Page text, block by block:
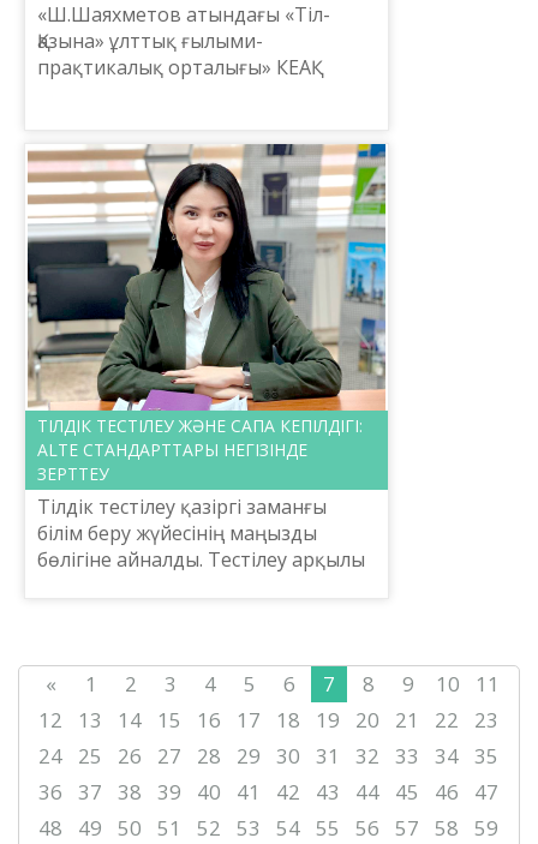
«Ш.Шаяхметов атындағы «Тіл-
Қазына» ұлттық ғылыми-
прақтикалық орталығы» КЕАҚ
тапсырмасын орындаушы
мекеменің бірі ретінде,...
ТІЛДІК ТЕСТІЛЕУ ЖӘНЕ САПА КЕПІЛДІГІ:
ALTE СТАНДАРТТАРЫ НЕГІЗІНДЕ
ЗЕРТТЕУ
Тілдік тестілеу қазіргі заманғы
білім беру жүйесінің маңызды
бөлігіне айналды. Тестілеу арқылы
« 1 2 3 4 5 6 7 8 9 10
11
12
13 14 15 16 17 18 19 20 21 22
23
24
25 26 27 28 29 30 31 32 33 34 35
36
37 38 39 40 41 42 43 44 45 46
47
48
49 50 51 52 53 54 55 56 57 58
59